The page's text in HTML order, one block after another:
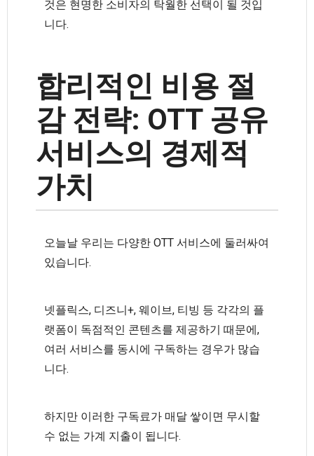
것은 현명한 소비자의 탁월한 선택이 될 것입
니다.
합리적인 비용 절
감 전략: OTT 공유
서비스의 경제적
가치
오늘날 우리는 다양한 OTT 서비스에 둘러싸여
있습니다.
넷플릭스, 디즈니+, 웨이브, 티빙 등 각각의 플
랫폼이 독점적인 콘텐츠를 제공하기 때문에,
여러 서비스를 동시에 구독하는 경우가 많습
니다.
하지만 이러한 구독료가 매달 쌓이면 무시할
수 없는 가계 지출이 됩니다.